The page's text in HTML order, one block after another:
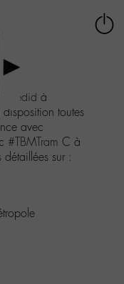
à
toutes
avec
#TBMTram C à
sur :